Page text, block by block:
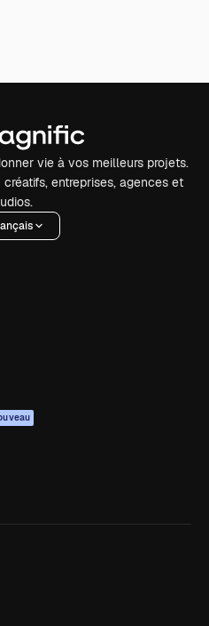
vie à vos meilleurs projets.
créatifs, entreprises, agences et